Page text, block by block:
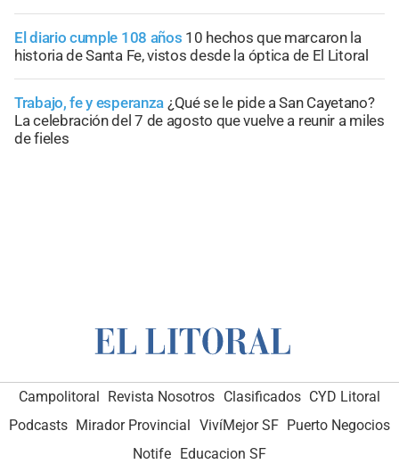
El diario cumple 108 años 10 hechos que marcaron la
historia de Santa Fe, vistos desde la óptica de El Litoral
Trabajo, fe y esperanza ¿Qué se le pide a San Cayetano?
La celebración del 7 de agosto que vuelve a reunir a miles
de fieles
Campolitoral Revista Nosotros Clasificados CYD Litoral
Podcasts Mirador Provincial VivíMejor SF Puerto Negocios
Notife Educacion SF